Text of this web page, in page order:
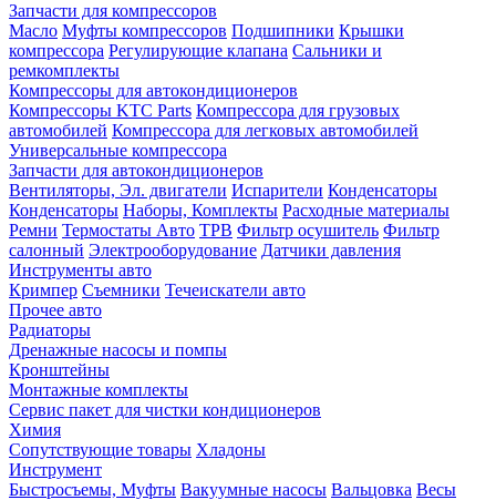
Запчасти для компрессоров
Масло Муфты компрессоров Подшипники Крышки
компрессора Регулирующие клапана Сальники и
ремкомплекты
Компрессоры для автокондиционеров
Компрессоры KTC Parts Компрессора для грузовых
автомобилей Компрессора для легковых автомобилей
Универсальные компрессора
Запчасти для автокондиционеров
Вентиляторы, Эл. двигатели Испарители Конденсаторы
Конденсаторы Наборы, Комплекты Расходные материалы
Ремни Термостаты Авто ТРВ Фильтр осушитель Фильтр
салонный Электрооборудование Датчики давления
Инструменты авто
Кримпер Съемники Течеискатели авто
Прочее авто
Радиаторы
Дренажные насосы и помпы
Кронштейны
Монтажные комплекты
Сервис пакет для чистки кондиционеров
Химия
Сопутствующие товары Хладоны
Инструмент
Быстросъемы, Муфты Вакуумные насосы Вальцовка Весы